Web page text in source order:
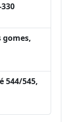
gomes,
544/545,